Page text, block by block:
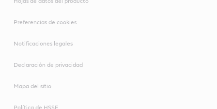
Preferencias de cookies
Notificaciones legales
Declaración de privacidad
Mapa del sitio
Política de HSSE